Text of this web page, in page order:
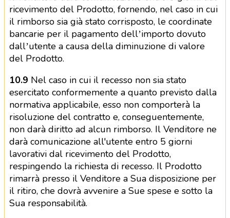
ricevimento del Prodotto, fornendo, nel caso in cui
il rimborso sia già stato corrisposto, le coordinate
bancarie per il pagamento dell’importo dovuto
dall’utente a causa della diminuzione di valore
del Prodotto.
10.9 Nel caso in cui il recesso non sia stato
esercitato conformemente a quanto previsto dalla
normativa applicabile, esso non comporterà la
risoluzione del contratto e, conseguentemente,
non darà diritto ad alcun rimborso. Il Venditore ne
darà comunicazione all'utente entro 5 giorni
lavorativi dal ricevimento del Prodotto,
respingendo la richiesta di recesso. Il Prodotto
rimarrà presso il Venditore a Sua disposizione per
il ritiro, che dovrà avvenire a Sue spese e sotto la
Sua responsabilità.